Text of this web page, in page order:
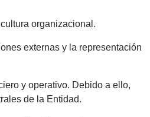
organizacional.
externas y la representación
y operativo. Debido a ello,
de la Entidad.